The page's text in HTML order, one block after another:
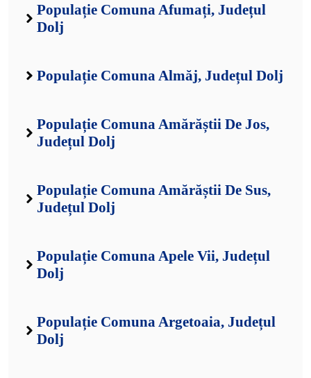
Populație Comuna Afumați, Județul
Dolj
Populație Comuna Almăj, Județul Dolj
Populație Comuna Amărăștii De Jos,
Județul Dolj
Populație Comuna Amărăștii De Sus,
Județul Dolj
Populație Comuna Apele Vii, Județul
Dolj
Populație Comuna Argetoaia, Județul
Dolj